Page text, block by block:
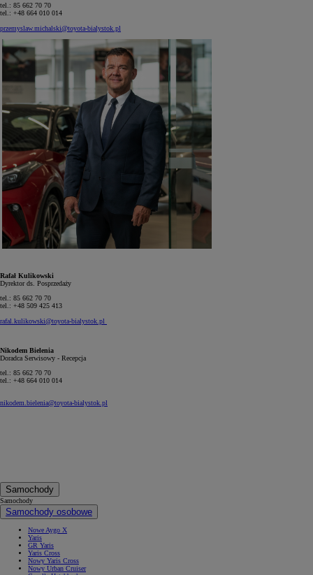
tel.: 85 662 70 70
tel.: +48 664 010 014
przemyslaw.michalski@toyota-bialystok.pl
Rafał Kulikowski
Dyrektor ds. Posprzedaży
tel.: 85 662 70 70
tel.: +48 509 425 413
rafal.kulikowski@toyota-bialystok.pl
Nikodem Bielenia
Doradca Serwisowy - Recepcja
tel.: 85 662 70 70
tel.: +48 664 010 014
nikodem.bielenia@toyota-bialystok.pl
Samochody
Samochody
Samochody osobowe
Nowe Aygo X
Yaris
GR Yaris
Yaris Cross
Nowy Yaris Cross
Nowy Urban Cruiser